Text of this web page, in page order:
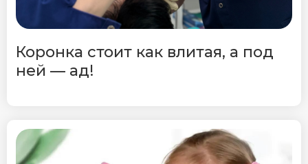
Коронка стоит как влитая, а под
ней — ад!